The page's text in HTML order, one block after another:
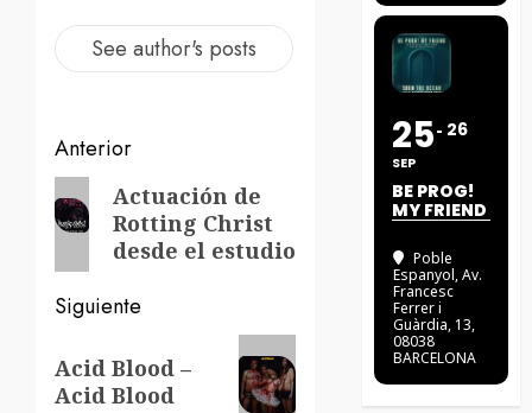
See author's posts
Navegación
de
entradas
Anterior
Entrada
anterior:
Actuación de
Rotting Christ
desde el estudio
Siguiente
entrada:
Acid Blood –
Acid Blood
25
SEP
26
BE PROG!
MY FRIEND
Poble
Espanyol, Av.
Francesc
Ferrer i
Guàrdia, 13,
08038
BARCELONA